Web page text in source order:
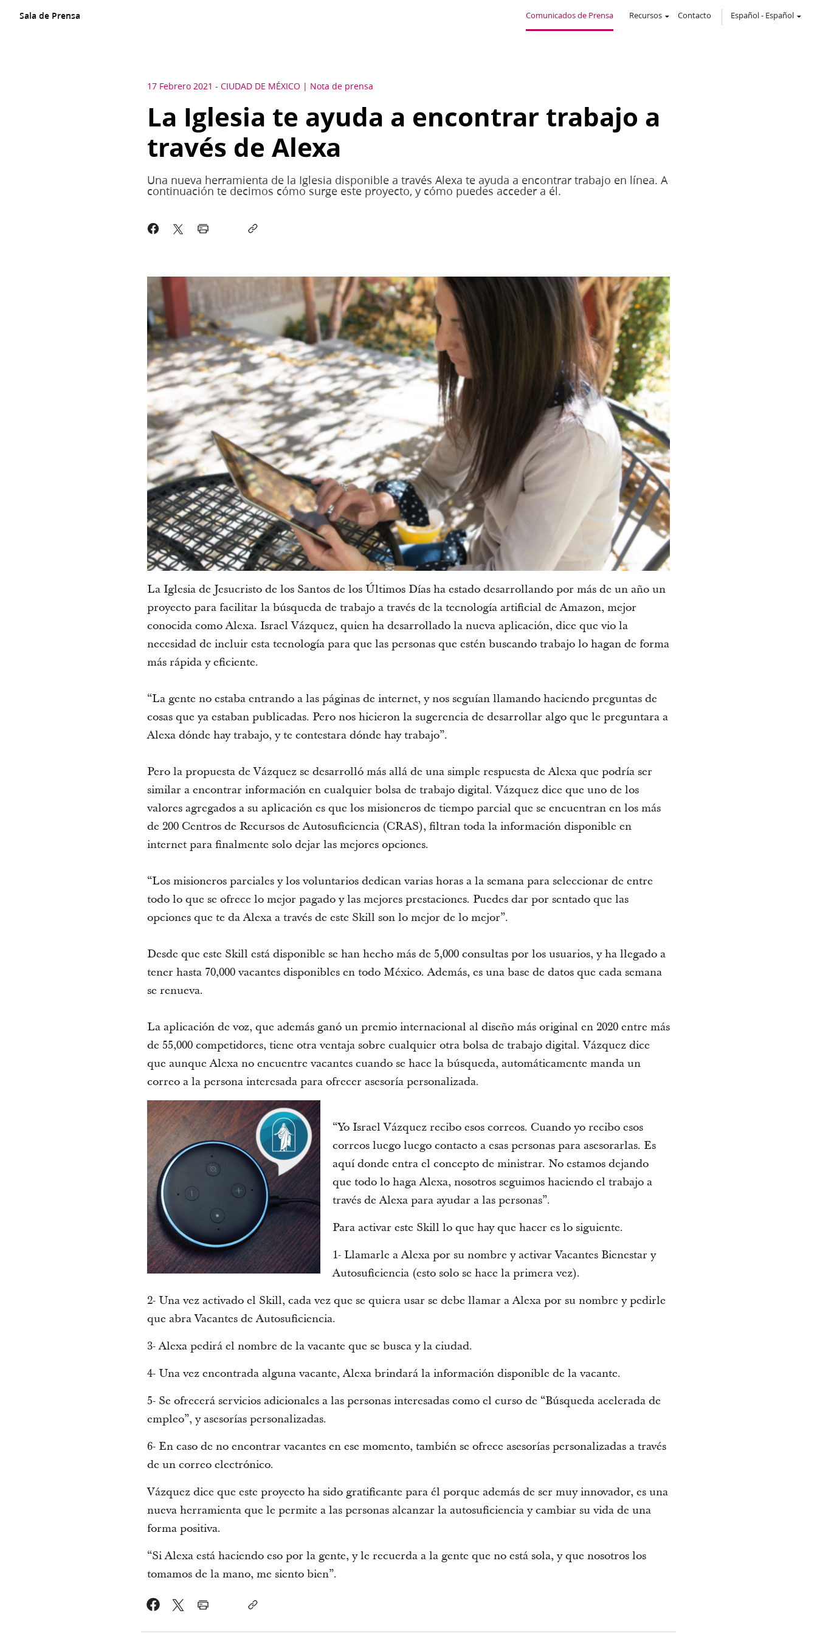
Sala de Prensa Comunicados de Prensa Recursos Contacto Español- Español
17 Febrero 2021 - CIUDAD DE MÉXICO Nota de prensa
La Iglesia te ayuda a encontrar trabajo a
través de Alexa
Una nueva herramienta de la Iglesia disponible a través Alexa te ayuda a encontrar trabajo en línea. A
continuación te decimos cómo surge este proyecto, y cómo puedes acceder a él.
La Iglesia de Jesucristo de los Santos de los Últimos Días ha estado desarrollando por más de un año un
proyecto para facilitar la búsqueda de trabajo a través de la tecnología artificial de Amazon, mejor
conocida como Alexa. Israel Vázquez, quien ha desarrollado la nueva aplicación, dice que vio la
necesidad de incluir esta tecnología para que las personas que estén buscando trabajo lo hagan de forma
más rápida y eficiente.
“La gente no estaba entrando a las páginas de internet, y nos seguían llamando haciendo preguntas de
cosas que ya estaban publicadas. Pero nos hicieron la sugerencia de desarrollar algo que le preguntara a
Alexa dónde hay trabajo, y te contestara dónde hay trabajo”.
Pero la propuesta de Vázquez se desarrolló más allá de una simple respuesta de Alexa que podría ser
similar a encontrar información en cualquier bolsa de trabajo digital. Vázquez dice que uno de los
valores agregados a su aplicación es que los misioneros de tiempo parcial que se encuentran en los más
de 200 Centros de Recursos de Autosuficiencia (CRAS), filtran toda la información disponible en
internet para finalmente solo dejar las mejores opciones.
“Los misioneros parciales y los voluntarios dedican varias horas a la semana para seleccionar de entre
todo lo que se ofrece lo mejor pagado y las mejores prestaciones. Puedes dar por sentado que las
opciones que te da Alexa a través de este Skill son lo mejor de lo mejor”.
Desde que este Skill está disponible se han hecho más de 5,000 consultas por los usuarios, y ha llegado a
tener hasta 70,000 vacantes disponibles en todo México. Además, es una base de datos que cada semana
se renueva.
La aplicación de voz, que además ganó un premio internacional al diseño más original en 2020 entre más
de 55,000 competidores, tiene otra ventaja sobre cualquier otra bolsa de trabajo digital. Vázquez dice
que aunque Alexa no encuentre vacantes cuando se hace la búsqueda, automáticamente manda un
correo a la persona interesada para ofrecer asesoría personalizada.
“Yo Israel Vázquez recibo esos correos. Cuando yo recibo esos
correos luego luego contacto a esas personas para asesorarlas. Es
aquí donde entra el concepto de ministrar. No estamos dejando
que todo lo haga Alexa, nosotros seguimos haciendo el trabajo a
través de Alexa para ayudar a las personas”.
Para activar este Skill lo que hay que hacer es lo siguiente.
1- Llamarle a Alexa por su nombre y activar Vacantes Bienestar y
Autosuficiencia (esto solo se hace la primera vez).
2- Una vez activado el Skill, cada vez que se quiera usar se debe llamar a Alexa por su nombre y pedirle
que abra Vacantes de Autosuficiencia.
3- Alexa pedirá el nombre de la vacante que se busca y la ciudad.
4- Una vez encontrada alguna vacante, Alexa brindará la información disponible de la vacante.
5- Se ofrecerá servicios adicionales a las personas interesadas como el curso de “Búsqueda acelerada de
empleo”, y asesorías personalizadas.
6- En caso de no encontrar vacantes en ese momento, también se ofrece asesorías personalizadas a través
de un correo electrónico.
Vázquez dice que este proyecto ha sido gratificante para él porque además de ser muy innovador, es una
nueva herramienta que le permite a las personas alcanzar la autosuficiencia y cambiar su vida de una
forma positiva.
“Si Alexa está haciendo eso por la gente, y le recuerda a la gente que no está sola, y que nosotros los
tomamos de la mano, me siento bien”.